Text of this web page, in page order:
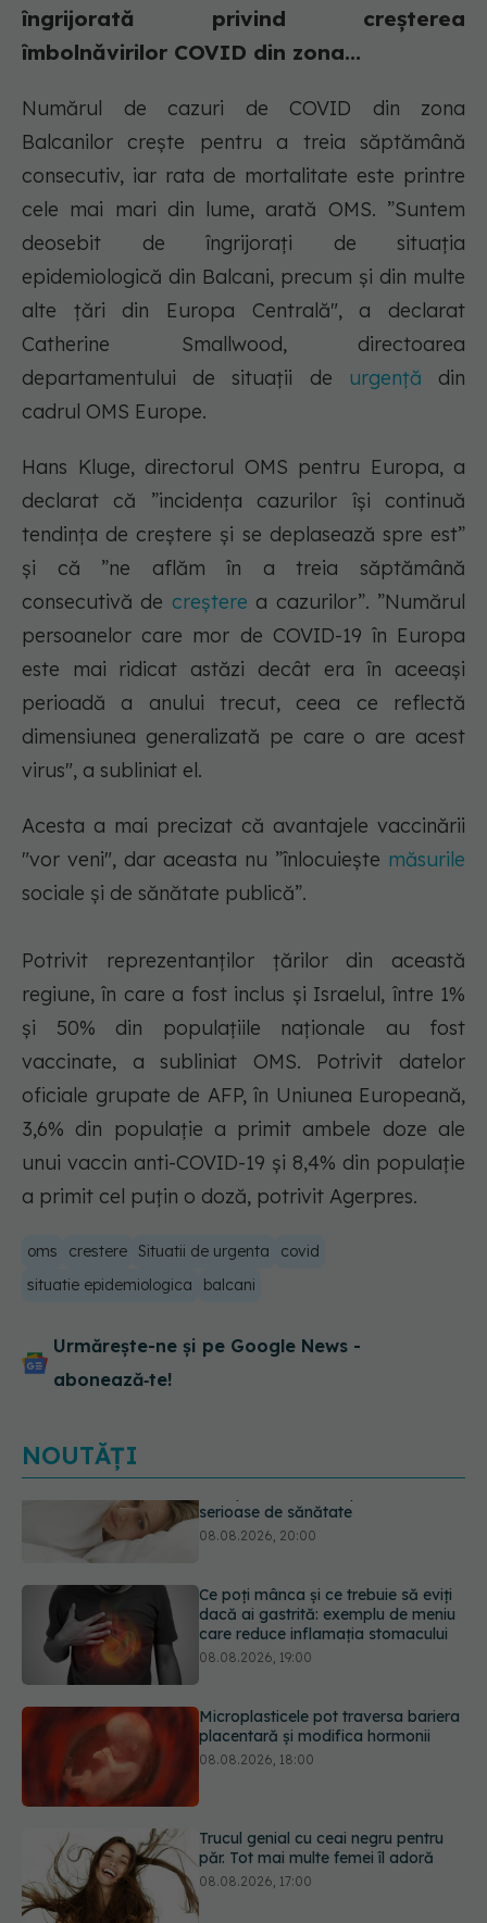
îngrijorată privind creșterea
îmbolnăvirilor COVID din zona...
Numărul de cazuri de COVID din zona
Balcanilor crește pentru a treia săptămână
consecutiv, iar rata de mortalitate este printre
cele mai mari din lume, arată OMS. ”Suntem
deosebit de îngrijoraţi de situaţia
epidemiologică din Balcani, precum şi din multe
alte ţări din Europa Centrală", a declarat
Catherine Smallwood, directoarea
departamentului de situaţii de urgenţă din
cadrul OMS Europe.
Hans Kluge, directorul OMS pentru Europa, a
declarat că ”incidenţa cazurilor îşi continuă
tendinţa de creştere şi se deplasează spre est”
și că ”ne aflăm în a treia săptămână
consecutivă de creştere a cazurilor”. ”Numărul
persoanelor care mor de COVID-19 în Europa
este mai ridicat astăzi decât era în aceeaşi
perioadă a anului trecut, ceea ce reflectă
dimensiunea generalizată pe care o are acest
virus", a subliniat el.
Acesta a mai precizat că avantajele vaccinării
"vor veni", dar aceasta nu ”înlocuieşte măsurile
sociale şi de sănătate publică”.
Potrivit reprezentanţilor ţărilor din această
regiune, în care a fost inclus şi Israelul, între 1%
şi 50% din populaţiile naţionale au fost
vaccinate, a subliniat OMS. Potrivit datelor
oficiale grupate de AFP, în Uniunea Europeană,
3,6% din populaţie a primit ambele doze ale
unui vaccin anti-COVID-19 şi 8,4% din populaţie
a primit cel puţin o doză, potrivit Agerpres.
oms crestere Situatii de urgenta
covid
situatie epidemiologica
balcani
Urmărește-ne și pe Google News -
abonează‑te!
NOUTĂȚI
Ce poți mânca și ce trebuie să eviți
08.08.2026, 19:00
Microplasticele pot traversa bariera